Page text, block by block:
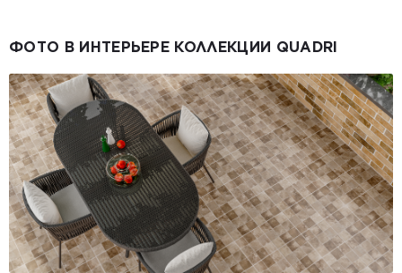
ФОТО В ИНТЕРЬЕРЕ КОЛЛЕКЦИИ QUADRI